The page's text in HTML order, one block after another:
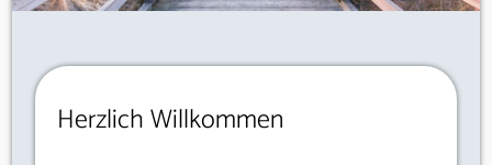
Herzlich Willkommen